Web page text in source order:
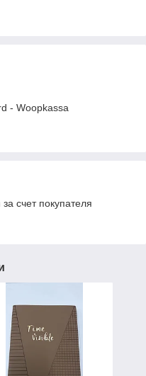
- Woopkassa
счет покупателя